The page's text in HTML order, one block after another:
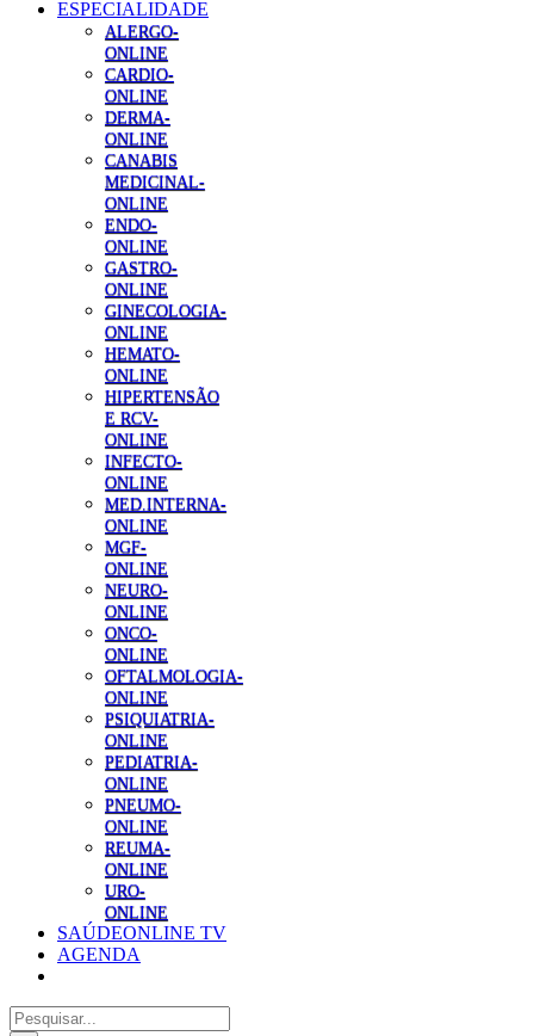
ESPECIALIDADE
ALERGO-
ONLINE
CARDIO-
ONLINE
DERMA-
ONLINE
CANABIS
MEDICINAL-
ONLINE
ENDO-
ONLINE
GASTRO-
ONLINE
GINECOLOGIA-
ONLINE
HEMATO-
ONLINE
HIPERTENSÃO
E RCV-
ONLINE
INFECTO-
ONLINE
MED.INTERNA-
ONLINE
MGF-
ONLINE
NEURO-
ONLINE
ONCO-
ONLINE
OFTALMOLOGIA-
ONLINE
PSIQUIATRIA-
ONLINE
PEDIATRIA-
ONLINE
PNEUMO-
ONLINE
REUMA-
ONLINE
URO-
ONLINE
SAÚDEONLINE TV
AGENDA
Pesquisar